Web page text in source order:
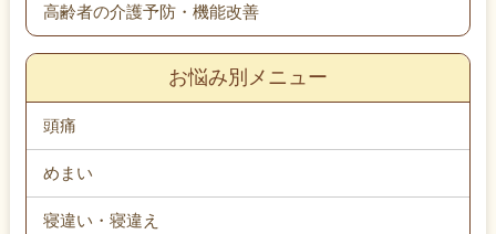
高齢者の介護予防・機能改善
お悩み別メニュー
頭痛
めまい
寝違い・寝違え